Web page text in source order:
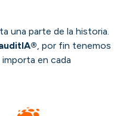
una parte de la historia.
, por fin tenemos
en cada